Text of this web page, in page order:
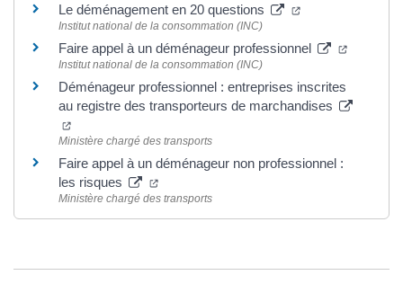
Le déménagement en 20 questions
Institut national de la consommation (INC)
Faire appel à un déménageur professionnel
Institut national de la consommation (INC)
Déménageur professionnel : entreprises inscrites
au registre des transporteurs de marchandises
Ministère chargé des transports
Faire appel à un déménageur non professionnel :
les risques
Ministère chargé des transports